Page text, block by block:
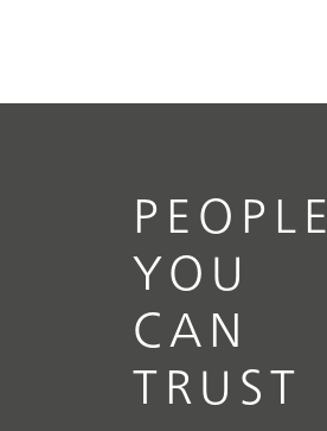
PEOPLE
YOU
CAN
TRUST